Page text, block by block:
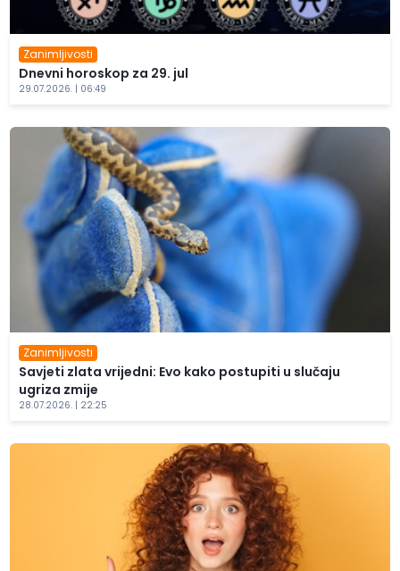
Zanimljivosti
Dnevni horoskop za 29. jul
29.07.2026. | 06:49
Zanimljivosti
Savjeti zlata vrijedni: Evo kako postupiti u slučaju
ugriza zmije
28.07.2026. | 22:25